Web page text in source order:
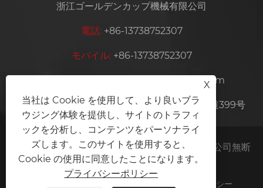
浙江ゴールデンカップ機械有限公司
電話: +86-13738752307
モバイル: +86-13738752307
info@goldencup-machine.com
住所:中国浙江省温州市瑞安市格祥新区江南大道399号
著作権 © 2024 浙江ゴールデン カップ機械有限公司無断
転載を禁じます。
プライバシーポリシー
X
当社は Cookie を使用して、より良いブラ
ウジング体験を提供し、サイトのトラフィ
ックを分析し、コンテンツをパーソナライ
ズします。このサイトを使用すると、
Cookie の使用に同意したことになります。
プライバシーポリシー